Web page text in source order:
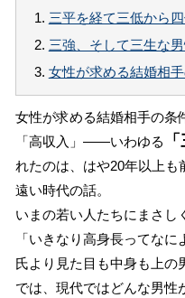
1. 三平を経て三低から
2. 三強、そして三生な男
3. 女性が求める結婚相
女性が求める結婚相手の条
「高収入」――いわゆる
れたのは、はや20年以上
遠い時代の話。
いまの若い人たちにまさし
「いきなり高身長ってな
氏より見た目も中身も上の
では、現代ではどんな男性